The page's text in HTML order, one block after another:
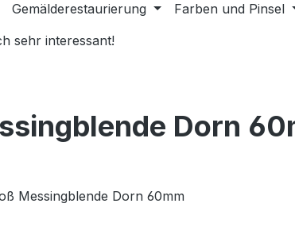
Gemälderestaurierung Farben und Pinsel
sehr interessant!
Dorn